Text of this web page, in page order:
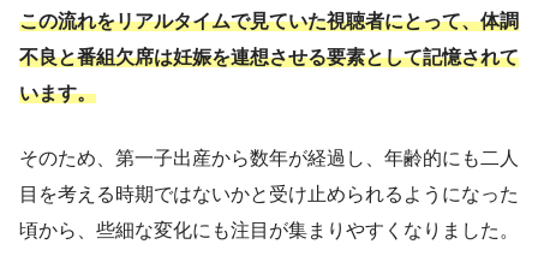
この流れをリアルタイムで見ていた視聴者にとって、体調
不良と番組欠席は妊娠を連想させる要素として記憶されて
います。
そのため、第一子出産から数年が経過し、年齢的にも二人
目を考える時期ではないかと受け止められるようになった
頃から、些細な変化にも注目が集まりやすくなりました。